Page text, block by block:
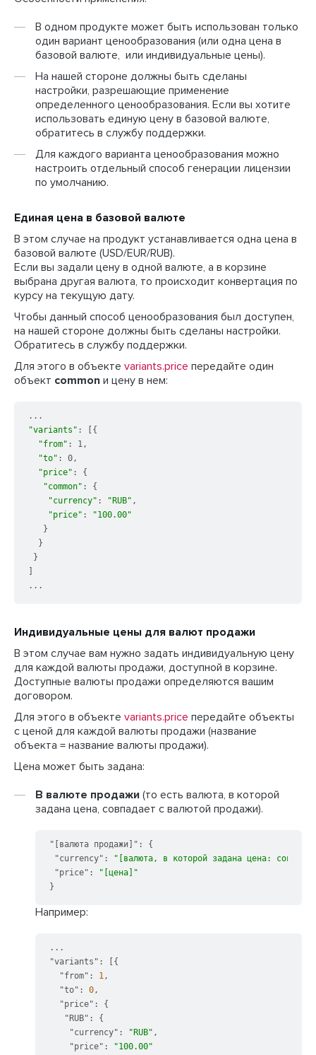
В одном продукте может быть использован только
один вариант ценообразования (или одна цена в
базовой валюте, или индивидуальные цены).
На нашей стороне должны быть сделаны
настройки, разрешающие применение
определенного ценообразования. Если вы хотите
использовать единую цену в базовой валюте,
обратитесь в службу поддержки.
Для каждого варианта ценообразования можно
настроить отдельный способ генерации лицензии
по умолчанию.
Единая цена в базовой валюте
В этом случае на продукт устанавливается одна цена в
базовой валюте (USD/EUR/RUB).
Если вы задали цену в одной валюте, а в корзине
выбрана другая валюта, то происходит конвертация по
курсу на текущую дату.
Чтобы данный способ ценообразования был доступен,
на нашей стороне должны быть сделаны настройки.
Обратитесь в службу поддержки.
Для этого в объекте variants.price передайте один
объект common и цену в нем:
"variants" : [{
"from" : 1,
"to" : 0,
"price" : {
"common" : {
"currency" : "RUB" ,
"price" :
"100.00"
   }
  }
}
Индивидуальные цены для валют продажи
В этом случае вам нужно задать индивидуальную цену
для каждой валюты продажи, доступной в корзине.
Доступные валюты продажи определяются вашим
договором.
Для этого в объекте variants.price передайте объекты
с ценой для каждой валюты продажи (название
объекта = название валюты продажи).
Цена может быть задана:
В валюте продажи (то есть валюта, в которой
задана цена, совпадает с валютой продажи).
"[валюта продажи]" :
{
"currency" :
"[валюта, в которой задана цена:
"price" :
"[цена]"
}
Например:
"variants" :
{
"from" : 1,
"to" : 0,
"price" :
{
"RUB" :
{
"currency" : "RUB" ,
"price" :
"100.00"